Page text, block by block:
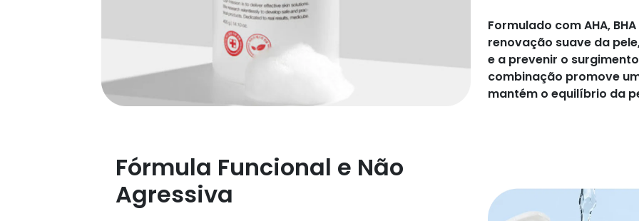
Formulado com AHA,
renovação suave da
e a prevenir o
combinação promove
mantém o equilíbrio da
Fórmula Funcional e Não
Agressiva